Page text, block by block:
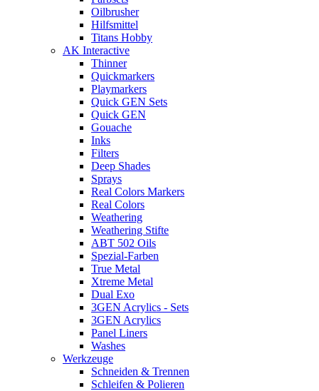
Oilbrusher
Hilfsmittel
Titans Hobby
AK Interactive
Thinner
Quickmarkers
Playmarkers
Quick GEN Sets
Quick GEN
Gouache
Inks
Filters
Deep Shades
Sprays
Real Colors Markers
Real Colors
Weathering
Weathering Stifte
ABT 502 Oils
Spezial-Farben
True Metal
Xtreme Metal
Dual Exo
3GEN Acrylics - Sets
3GEN Acrylics
Panel Liners
Washes
Werkzeuge
Schneiden & Trennen
Schleifen & Polieren